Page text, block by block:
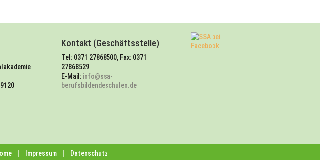
Kontakt (Geschäftsstelle)
Tel: 0371 27868500, Fax: 0371
27868529
E-Mail: info@ssa-
berufsbildendeschulen.de
Impressum Datenschutz